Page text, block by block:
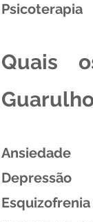
Psicoterapia
Quais
Ansiedade
Depressão
Esquizofrenia